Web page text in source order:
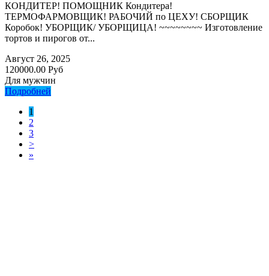
КОНДИТЕР! ПОМОЩНИК Кондитера!
ТЕРМОФАРМОВЩИК! РАБОЧИЙ по ЦЕХУ! СБОРЩИК
Коробок! УБОРЩИК/ УБОРЩИЦА! ~~~~~~~~ Изготовление
тортов и пирогов от...
Август 26, 2025
120000.00 Руб
Для мужчин
Подробней
1
2
3
>
»